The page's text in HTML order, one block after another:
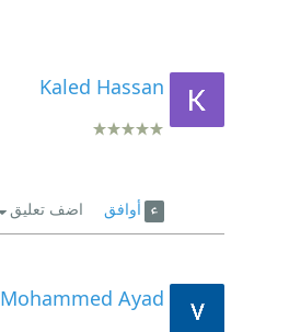
Kaled Hassan
أوافق اضف تعليق
Mohammed Ayad